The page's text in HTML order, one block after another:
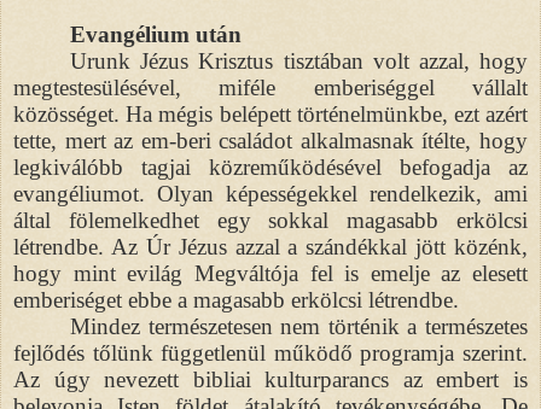
Evangélium után
Urunk Jézus Krisztus tisztában volt azzal, hogy
megtestesülésével, miféle emberiséggel vállalt
közösséget. Ha mégis belépett történelmünkbe, ezt azért
tette, mert az em-beri családot alkalmasnak ítélte, hogy
legkiválóbb tagjai közreműködésével befogadja az
evangéliumot. Olyan képességekkel rendelkezik, ami
által fölemelkedhet egy sokkal magasabb erkölcsi
létrendbe. Az Úr Jézus azzal a szándékkal jött közénk,
hogy mint evilág Megváltója fel is emelje az elesett
emberiséget ebbe a magasabb erkölcsi létrendbe.
Mindez természetesen nem történik a természetes
fejlődés tőlünk függetlenül működő programja szerint.
Az úgy nevezett bibliai kulturparancs az embert is